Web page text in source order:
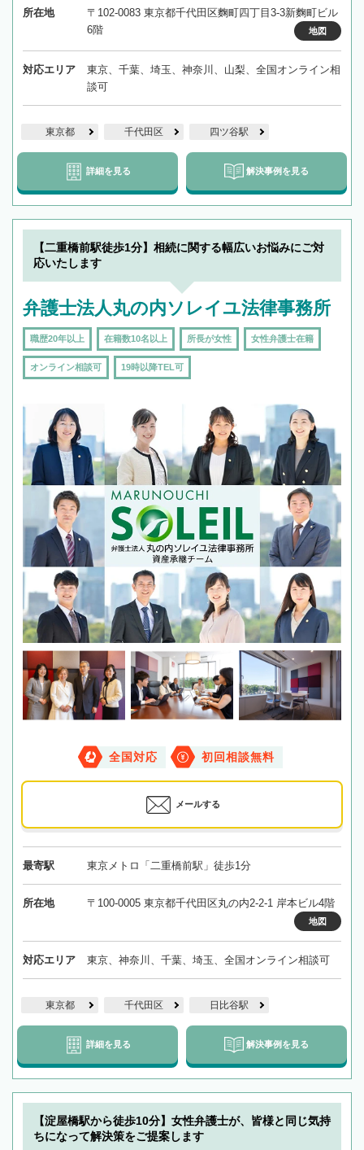
所在地
〒102-0083 東京都千代田区麴町四丁目3-3新麴町ビル
6階
地図
対応エリア
東京、千葉、埼玉、神奈川、山梨、全国オンライン相
談可
東京都 千代田区 四ツ谷駅
詳細を見る 解決事例を見る
【二重橋前駅徒歩1分】相続に関する幅広いお悩みにご対
応いたします
弁護士法人丸の内ソレイユ法律事務所
職歴20年以上 在籍数10名以上 所長が女性 女性弁護士在籍
オンライン相談可 19時以降TEL可
全国対応 初回相談無料
メールする
最寄駅 東京メトロ「二重橋前駅」徒歩1分
所在地 〒100-0005 東京都千代田区丸の内2-2-1 岸本ビル4階
地図
対応エリア 東京、神奈川、千葉、埼玉、全国オンライン相談可
東京都 千代田区 日比谷駅
詳細を見る 解決事例を見る
【淀屋橋駅から徒歩10分】女性弁護士が、皆様と同じ気持
ちになって解決策をご提案します